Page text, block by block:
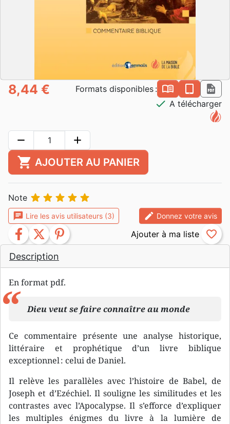
Description
En format pdf.
Dieu veut se faire connaître au monde
Ce commentaire présente une analyse historique,
littéraire et prophétique d’un livre biblique
exceptionnel : celui de Daniel.
Il relève les parallèles avec l’histoire de Babel, de
Joseph et d’Ezéchiel. Il souligne les similitudes et les
contrastes avec l’Apocalypse. Il s’efforce d’expliquer
les multiples énigmes du livre à la lumière de
8,44 € Formats disponibles : book_open epub
pdf
check A télécharger
remove add
shopping_cart AJOUTER AU PANIER
Note     
chat Lire les avis utilisateurs (3) edit Donnez votre avis
facebook twitter pinterest favorite_border